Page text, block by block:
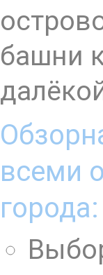
башни
всеми
города: